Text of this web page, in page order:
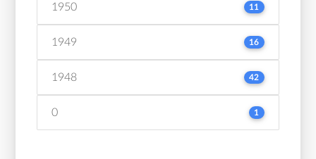
1950 11
1949 16
1948 42
0 1